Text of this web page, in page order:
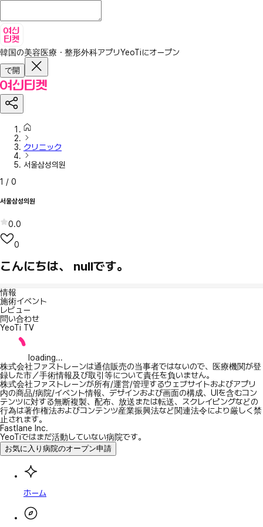
韓国の美容医療・整形外科アプリYeoTiにオープン
で開
クリニック
서울삼성의원
1 / 0
서울삼성의원
0.0
0
こんにちは、 nullです。
情報
施術イベント
レビュー
問い合わせ
YeoTi TV
loading...
株式会社ファストレーンは通信販売の当事者ではないので、医療機関が登
録した市／手術情報及び取引等について責任を負いません。
株式会社ファストレーンが所有/運営/管理するウェブサイトおよびアプリ
内の商品/病院/イベント情報、デザインおよび画面の構成、UIを含むコン
テンツに対する無断複製、配布、放送または転送、スクレイピングなどの
行為は著作権法およびコンテンツ産業振興法など関連法令により厳しく禁
止されます。
Fastlane Inc.
YeoTiではまだ活動していない病院です。
お気に入り病院のオープン申請
ホーム